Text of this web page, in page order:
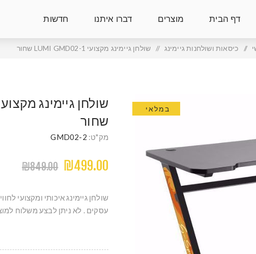
דף הבית מוצרים דברו איתנו חדשות
/ כיסאות ושולחנות גיימינג / שולחן גיימינג מקצועי LUMI GMD02-1 שחור
במלאי
שחור
מק"ט: GMD02-2
₪499.00
₪849.00
עסקים . לא ניתן לבצע משלוח